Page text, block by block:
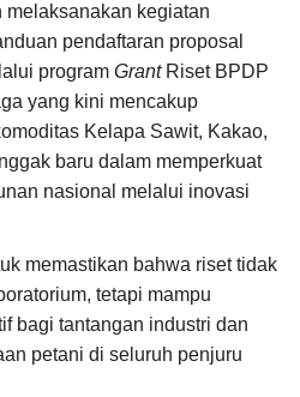
melaksanakan kegiatan
pendaftaran proposal
program Grant Riset BPDP
yang kini mencakup
Kelapa Sawit, Kakao,
baru dalam memperkuat
nasional melalui inovasi
memastikan bahwa riset tidak
tetapi mampu
bagi tantangan industri dan
petani di seluruh penjuru